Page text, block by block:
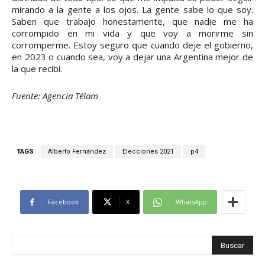
mirando a la gente a los ojos. La gente sabe lo que soy.
Saben que trabajo honestamente, que nadie me ha
corrompido en mi vida y que voy a morirme sin
corromperme. Estoy seguro que cuando deje el gobierno,
en 2023 o cuando sea, voy a dejar una Argentina mejor de
la que recibí.
Fuente: Agencia Télam
TAGS Alberto Fernández Elecciones 2021 p4
Facebook X WhatsApp